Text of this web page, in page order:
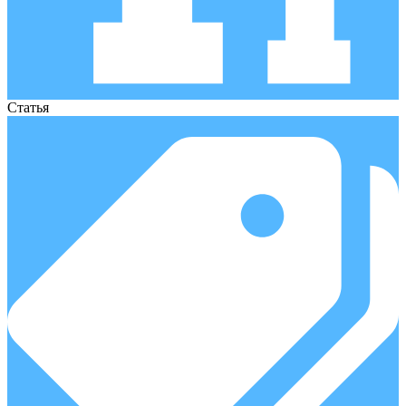
Статья